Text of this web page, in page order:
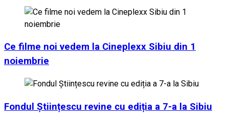
Ce filme noi vedem la Cineplexx Sibiu din 1
noiembrie
Fondul Științescu revine cu ediția a 7-a la Sibiu